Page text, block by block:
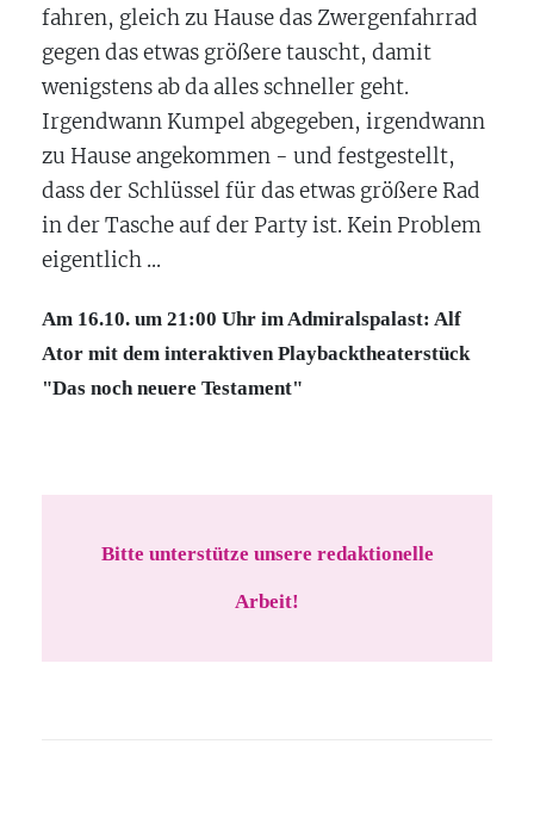
fahren, gleich zu Hause das Zwergenfahrrad
gegen das etwas größere tauscht, damit
wenigstens ab da alles schneller geht.
Irgendwann Kumpel abgegeben, irgendwann
zu Hause angekommen - und festgestellt,
dass der Schlüssel für das etwas größere Rad
in der Tasche auf der Party ist. Kein Problem
eigentlich ...
Am 16.10. um 21:00 Uhr im Admiralspalast: Alf
Ator mit dem interaktiven Playbacktheaterstück
"Das noch neuere Testament"
Bitte unterstütze unsere redaktionelle
Arbeit!